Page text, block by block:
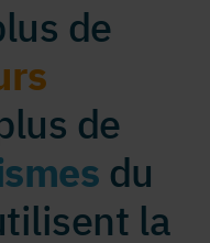
de
de
du
la